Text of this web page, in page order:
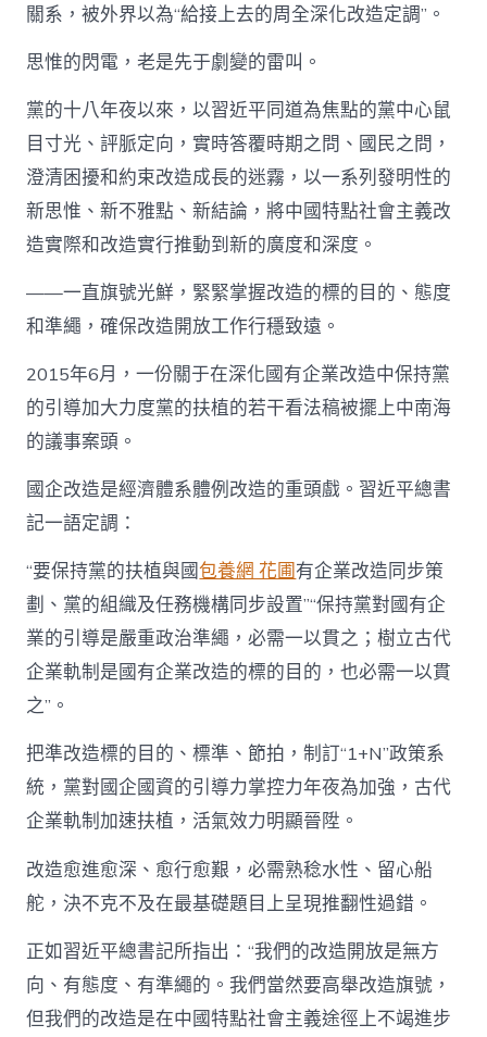
關系，被外界以為“給接上去的周全深化改造定調”。
思惟的閃電，老是先于劇變的雷叫。
黨的十八年夜以來，以習近平同道為焦點的黨中心鼠
目寸光、評脈定向，實時答覆時期之問、國民之問，
澄清困擾和約束改造成長的迷霧，以一系列發明性的
新思惟、新不雅點、新結論，將中國特點社會主義改
造實際和改造實行推動到新的廣度和深度。
——一直旗號光鮮，緊緊掌握改造的標的目的、態度
和準繩，確保改造開放工作行穩致遠。
2015年6月，一份關于在深化國有企業改造中保持黨
的引導加大力度黨的扶植的若干看法稿被擺上中南海
的議事案頭。
國企改造是經濟體系體例改造的重頭戲。習近平總書
記一語定調：
“要保持黨的扶植與國包養網 花圃有企業改造同步策
劃、黨的組織及任務機構同步設置”“保持黨對國有企
業的引導是嚴重政治準繩，必需一以貫之；樹立古代
企業軌制是國有企業改造的標的目的，也必需一以貫
之”。
把準改造標的目的、標準、節拍，制訂“1+N”政策系
統，黨對國企國資的引導力掌控力年夜為加強，古代
企業軌制加速扶植，活氣效力明顯晉陞。
改造愈進愈深、愈行愈艱，必需熟稔水性、留心船
舵，決不克不及在最基礎題目上呈現推翻性過錯。
正如習近平總書記所指出：“我們的改造開放是無方
向、有態度、有準繩的。我們當然要高舉改造旗號，
但我們的改造是在中國特點社會主義途徑上不竭進步